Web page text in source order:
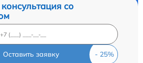
со
Оставить заявку